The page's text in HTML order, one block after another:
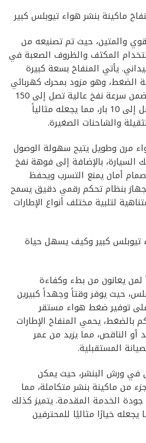
ماكينة بنشر هواء تيوبلس كبير
والمتين، حيث تم تصنيعه من
المكثف والظروف الصعبة في
يأتي المنفاخ بسعة كبيرة
الضغط، وهو مزود بمحرك كهربائي
قوي يعمل بجهد 220 فولت، يضمن سرعة نفخ عالية تصل إلى 150
لترًا في الدقيقة، مع ضغط يصل إلى 10 بار، مما يجعله مثالياً
والشاحنات الصغيرة.
مرن وطويل يتيح سهولة الوصول
السيارة، بالإضافة إلى فوهة نفخ
أمان يمنع التسرب ويحفظ
بنظام تحكم رقمي دقيق يسمح
لتلبية مختلف أنواع الإطارات
تيوبلس كبير وكيف يسهل حياة
لمن يعانون من بطء وكفاءة
حيث يوفر وقتاً وجهداً كبيرين
توفير ضغط هواء مستقر
بالضغط، يحمي المنفاخ الإطارات
أو الناقص، مما يزيد من عمر
المستقبلية.
في ورش البنشر، حيث يمكن
من ماكينة بنشر متكاملة، مما
الخدمة المقدمة. يتميز كذلك
خيارًا مثاليًا للمحترفين